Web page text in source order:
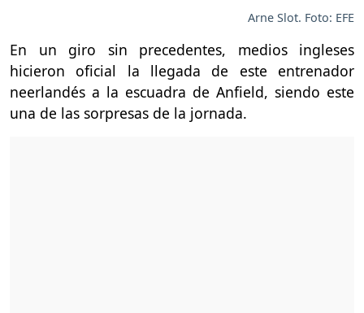
Arne Slot. Foto: EFE
En un giro sin precedentes, medios ingleses
hicieron oficial la llegada de este entrenador
neerlandés a la escuadra de Anfield, siendo este
una de las sorpresas de la jornada.